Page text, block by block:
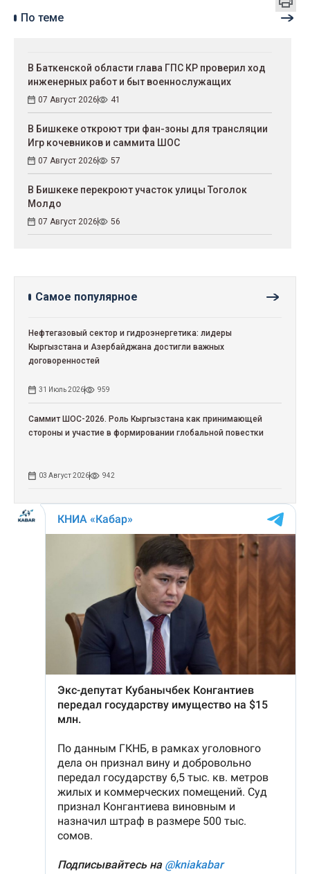
По теме
В Баткенской области глава ГПС КР проверил ход
инженерных работ и быт военнослужащих
07 Август 2026 41
В Бишкеке откроют три фан-зоны для трансляции
Игр кочевников и саммита ШОС
07 Август 2026 57
В Бишкеке перекроют участок улицы Тоголок
Молдо
07 Август 2026 56
Самое популярное
Нефтегазовый сектор и гидроэнергетика: лидеры
Кыргызстана и Азербайджана достигли важных
договоренностей
31 Июль 2026 959
Саммит ШОС-2026. Роль Кыргызстана как принимающей
стороны и участие в формировании глобальной повестки
03 Август 2026 942